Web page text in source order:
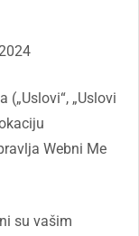
„Uslovi
Webni Me
su vašim